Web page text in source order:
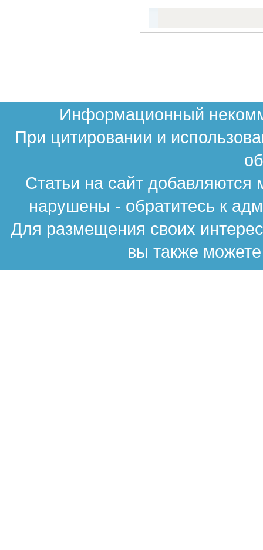
Информационный
При цитировании и
Статьи на сайт
нарушены - обратитесь к
Для размещения своих
вы также